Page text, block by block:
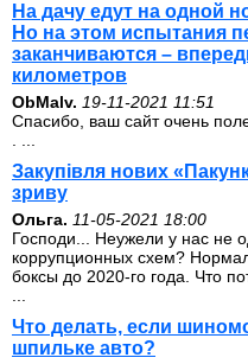
На дачу едут на одной
Но на этом испытания
заканчиваются –
километров
ОbMalv. 19-11-2021 11:51
Спасибо, ваш сайт очень
Закупівля нових
зриву
Ольга. 11-05-2021 18:00
Господи... Неужели у нас не
коррупционных схем?
боксы до 2020-го года. Что
Что делать, если
шпильке авто?